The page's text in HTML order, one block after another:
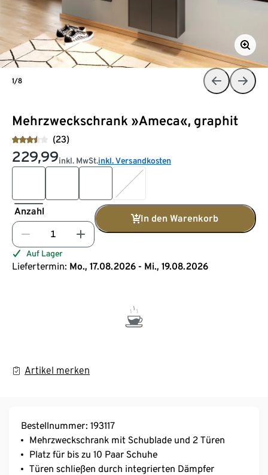
Mehrzweckschrank »Ameca«, graphit
(23)
229,99inkl. MwSt.inkl. Versandkosten
Anzahl
In den Warenkorb
Auf Lager
Liefertermin: Mo., 17.08.2026 - Mi., 19.08.2026
Artikel merken
1/8
Bestellnummer: 193117
Mehrzweckschrank mit Schublade und 2 Türen
Platz für bis zu 10 Paar Schuhe
Türen schließen durch integrierten Dämpfer